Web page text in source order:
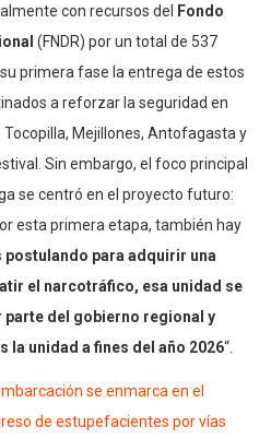
con recursos del
Fondo
(FNDR) por un total de 537
primera fase la entrega de estos
a reforzar la seguridad en
Mejillones, Antofagasta y
Sin embargo, el foco principal
se centró en el proyecto futuro:
esta primera etapa, también hay
postulando para adquirir una
el narcotráfico, esa unidad se
parte del gobierno regional y
la unidad a fines del año 2026“.
se enmarca en el
de estupefacientes por vías